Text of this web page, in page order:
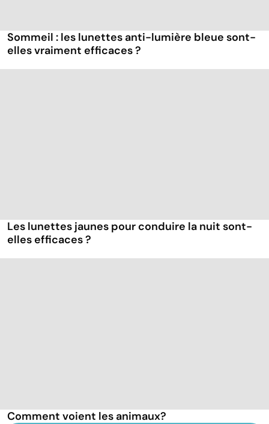
Sommeil : les lunettes anti-lumière bleue sont-
elles vraiment efficaces ?
Les lunettes jaunes pour conduire la nuit sont-
elles efficaces ?
Comment voient les animaux?